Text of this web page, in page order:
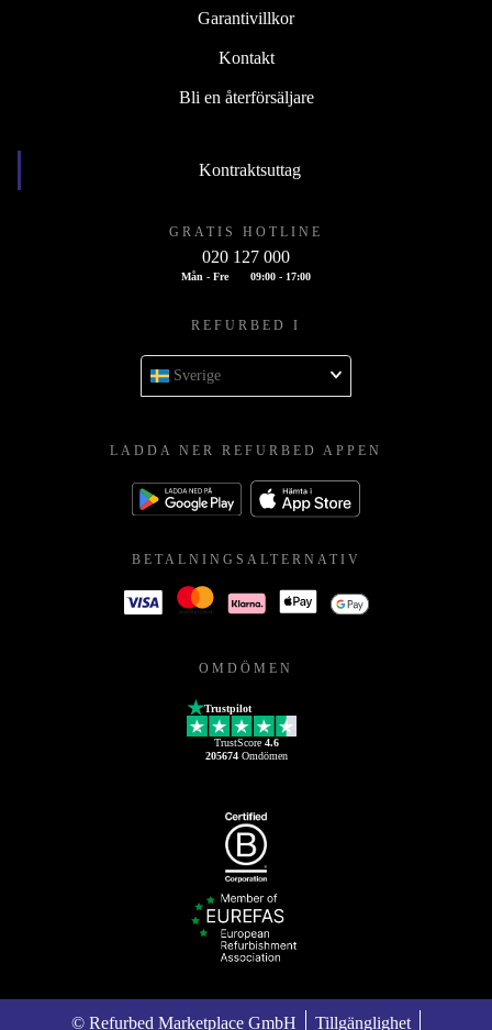
Garantivillkor
Kontakt
Bli en återförsäljare
Kontraktsuttag
GRATIS HOTLINE
020 127 000
Mån - Fre 09:00 - 17:00
REFURBED I
Sverige
LADDA NER REFURBED APPEN
BETALNINGSALTERNATIV
OMDÖMEN
Trustpilot
TrustScore 4.6
205674Omdömen
© Refurbed Marketplace GmbH Tillgänglighet